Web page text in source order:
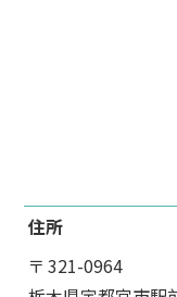
住所
〒 321-0964